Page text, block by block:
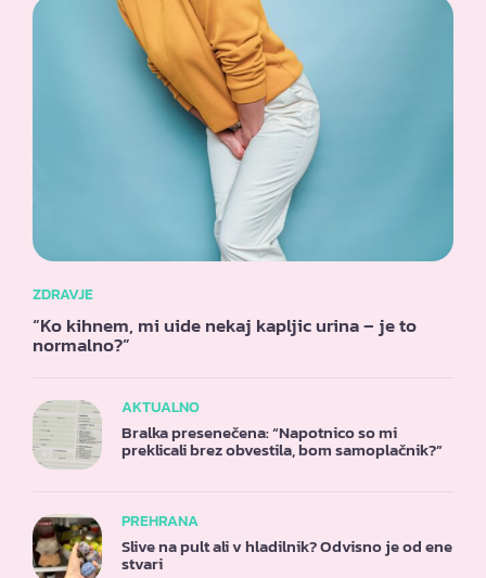
ZDRAVJE
“Ko kihnem, mi uide nekaj kapljic urina – je to
normalno?”
AKTUALNO
Bralka presenečena: “Napotnico so mi
preklicali brez obvestila, bom samoplačnik?”
PREHRANA
Slive na pult ali v hladilnik? Odvisno je od ene
stvari